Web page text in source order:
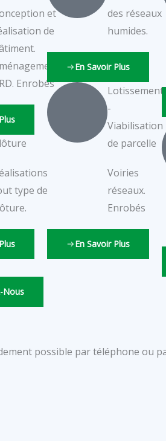
et
de
Enrobés
type de
des réseaux
humides.
En Savoir Plus
Lotissement
-
Viabilisation
de parcelle
Voiries
réseaux.
Enrobés
En Savoir Plus
Nous
possible par téléphone ou